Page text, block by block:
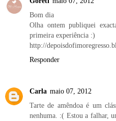
Bom dia
Olha ontem publiquei
primeira experiência :)
http://
Responder
Carla maio 07, 2012
Tarte de amêndoa é um
nenhuma. :( Estou a falhar,